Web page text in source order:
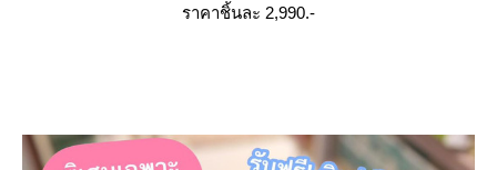
ราคาชิ้นละ 2,990.-